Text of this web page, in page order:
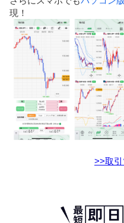
現！
>>取